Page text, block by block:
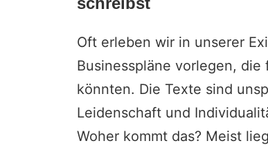
Oft erleben wir in unserer
Businesspläne vorlegen,
könnten. Die Texte sind
Leidenschaft und
Woher kommt das? Meist